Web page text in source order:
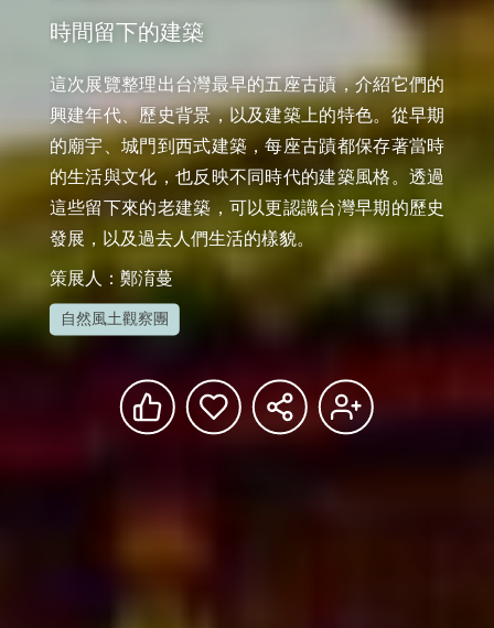
時間留下的建築
這次展覽整理出台灣最早的五座古蹟，介紹它們的
興建年代、歷史背景，以及建築上的特色。從早期
的廟宇、城門到西式建築，每座古蹟都保存著當時
的生活與文化，也反映不同時代的建築風格。透過
這些留下來的老建築，可以更認識台灣早期的歷史
發展，以及過去人們生活的樣貌。
策展人：鄭淯蔓
自然風土觀察團